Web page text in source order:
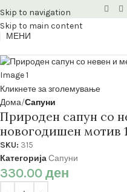
Skip to navigation
Skip to main content
МЕНИ
Кликнете за зголемување
Дома Сапуни
Природен сапун со
новогодишен мотив
SKU: 315
КатегоријаСапуни
330.00 ден